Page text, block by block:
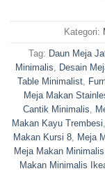
Kategori:
Tag: Daun Meja
Minimalis
Desain
Table Minimalist,
Meja Makan
Cantik Minimalis
Makan Kayu Trembesi
Makan Kursi 8, Meja
Meja Makan
Makan Minimalis